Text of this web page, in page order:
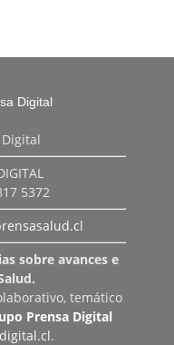
5372
sobre avances e
temático
Prensa Digital
.